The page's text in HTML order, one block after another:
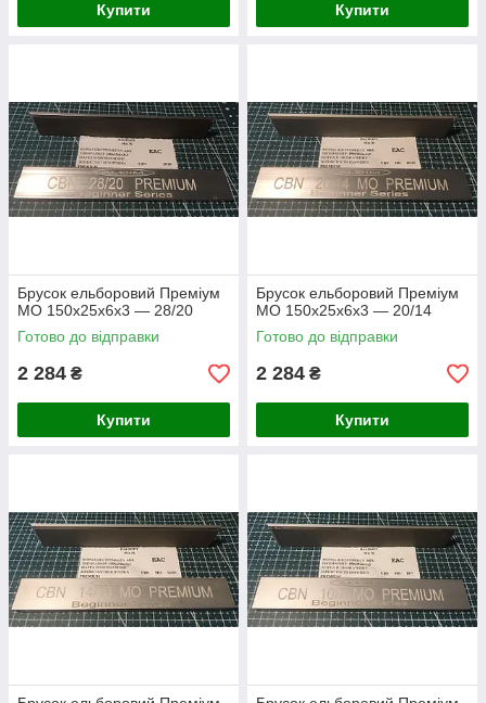
Купити Купити
Брусок ельборовий Преміум
МО 150х25х6х3 — 28/20
Готово до відправки
2 284 ₴
Купити
Брусок ельборовий Преміум
МО 150х25х6х3 — 20/14
Готово до відправки
2 284 ₴
Купити